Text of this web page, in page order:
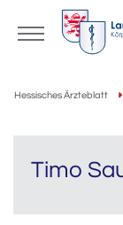
Hessisches Ärzteblatt
Timo